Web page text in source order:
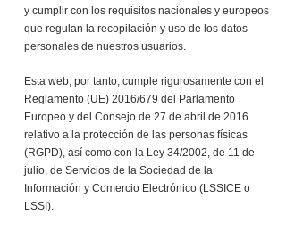
y cumplir con los requisitos nacionales y europeos
que regulan la recopilación y uso de los datos
personales de nuestros usuarios.
Esta web, por tanto, cumple rigurosamente con el
Reglamento (UE) 2016/679 del Parlamento
Europeo y del Consejo de 27 de abril de 2016
relativo a la protección de las personas físicas
(RGPD), así como con la Ley 34/2002, de 11 de
julio, de Servicios de la Sociedad de la
Información y Comercio Electrónico (LSSICE o
LSSI).